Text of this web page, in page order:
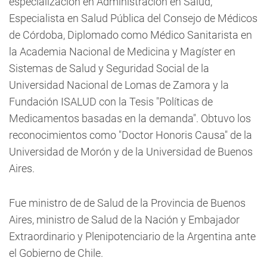
Especialista en Salud Pública del Consejo de Médicos
de Córdoba, Diplomado como Médico Sanitarista en
la Academia Nacional de Medicina y Magíster en
Sistemas de Salud y Seguridad Social de la
Universidad Nacional de Lomas de Zamora y la
Fundación ISALUD con la Tesis "Políticas de
Medicamentos basadas en la demanda". Obtuvo los
reconocimientos como "Doctor Honoris Causa" de la
Universidad de Morón y de la Universidad de Buenos
Aires.
Fue ministro de de Salud de la Provincia de Buenos
Aires, ministro de Salud de la Nación y Embajador
Extraordinario y Plenipotenciario de la Argentina ante
el Gobierno de Chile.